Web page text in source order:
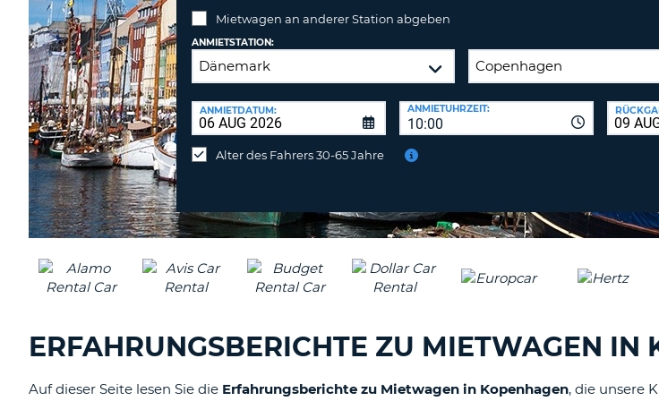
Mietwagen an anderer Station abgeben
ANMIETSTATION:
Mietwagen
an
anderer
ANMIETDATUM:
10:00
ANMIETUHRZEIT:
Alter des Fahrers 30-65 Jahre
ERFAHRUNGSBERICHTE ZU MIETWAGEN IN
Auf dieser Seite lesen Sie die Erfahrungsberichte zu Mietwagen in Kopenhagen, die unsere